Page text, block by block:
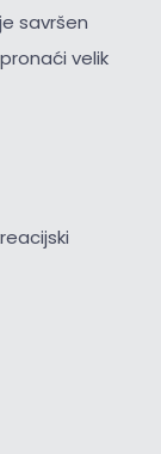
savršen
velik